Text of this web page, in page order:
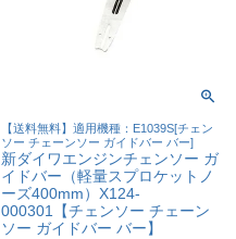
【送料無料】適用機種：E1039S[チェン
ソー チェーンソー ガイドバー バー]
新ダイワエンジンチェンソー ガ
イドバー（軽量スプロケットノ
ーズ400mm）X124-
000301【チェンソー チェーン
ソー ガイドバー バー】